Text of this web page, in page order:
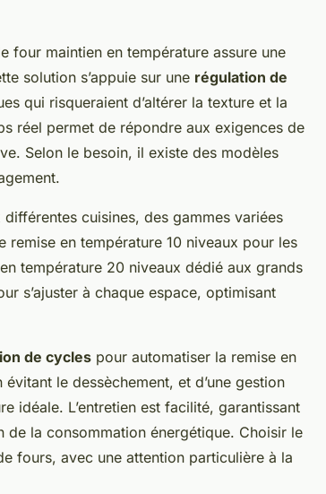
four maintien en température assure une
solution s’appuie sur une régulation de
qui risqueraient d’altérer la texture et la
réel permet de répondre aux exigences de
Selon le besoin, il existe des modèles
cuisines, des gammes variées
en température 10 niveaux pour les
température 20 niveaux dédié aux grands
s’ajuster à chaque espace, optimisant
de cycles pour automatiser la remise en
le dessèchement, et d’une gestion
idéale. L’entretien est facilité, garantissant
la consommation énergétique. Choisir le
fours, avec une attention particulière à la